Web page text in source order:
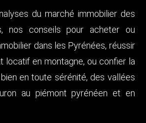
du marché immobilier des
nos conseils pour acheter ou
dans les Pyrénées, réussir
locatif en montagne, ou confier la
en toute sérénité, des vallées
au piémont pyrénéen et en